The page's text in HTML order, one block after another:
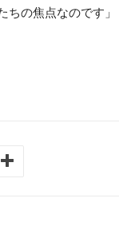
の焦点なのです」